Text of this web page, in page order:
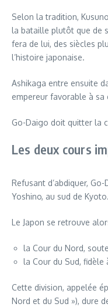
Selon la tradition,
la bataille plutôt que de
fera de lui, des siècles
l’histoire japonaise.
Ashikaga entre ensuite
empereur favorable à sa
Go-Daigo doit quitter la
Les deux cours
Refusant d’abdiquer,
Yoshino, au sud de Kyoto.
Le Japon se retrouve
la Cour du Nord,
la Cour du Sud, fidèle
Cette division, appelée
Nord et du Sud »), dure